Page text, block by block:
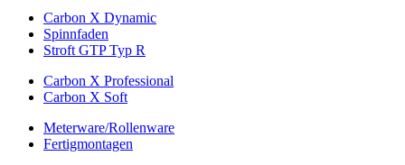
Carbon X Dynamic
Spinnfaden
Stroft GTP Typ R
Carbon X Professional
Carbon X Soft
Meterware/Rollenware
Fertigmontagen